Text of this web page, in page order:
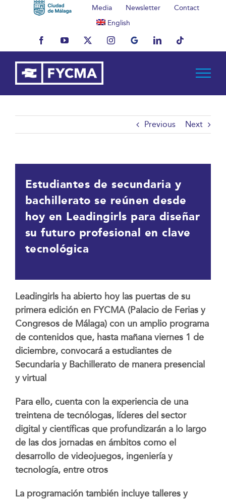
Media Newsletter
Contact
English
FacebookYouTubeX InstagramMyBusinessLinkedInTiktok
Previous Next
Estudiantes de secundaria y
bachillerato se reúnen desde
hoy en Leadingirls para diseñar
su futuro profesional en clave
tecnológica
Leadingirls ha abierto hoy las puertas de su
primera edición en FYCMA (Palacio de Ferias y
Congresos de Málaga) con un amplio programa
de contenidos que, hasta mañana viernes 1 de
diciembre, convocará a estudiantes de
Secundaria y Bachillerato de manera presencial
y virtual
Para ello, cuenta con la experiencia de una
treintena de tecnólogas, líderes del sector
digital y científicas que profundizarán a lo largo
de las dos jornadas en ámbitos como el
desarrollo de videojuegos, ingeniería y
tecnología, entre otros
La programación también incluye talleres y